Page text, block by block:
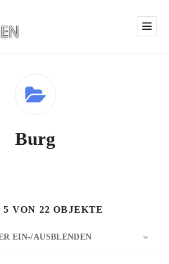
Burg
5 VON 22 OBJEKTE
EIN-/AUSBLENDEN